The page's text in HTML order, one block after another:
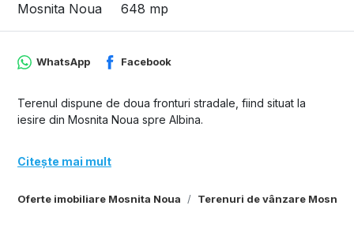
Mosnita Noua
648 mp
Oferte imobiliare Mosnita Noua Terenuri de vânzare Mosnita
WhatsApp Facebook
Terenul dispune de doua fronturi stradale, fiind situat la
iesire din Mosnita Noua spre Albina.
Citește mai mult